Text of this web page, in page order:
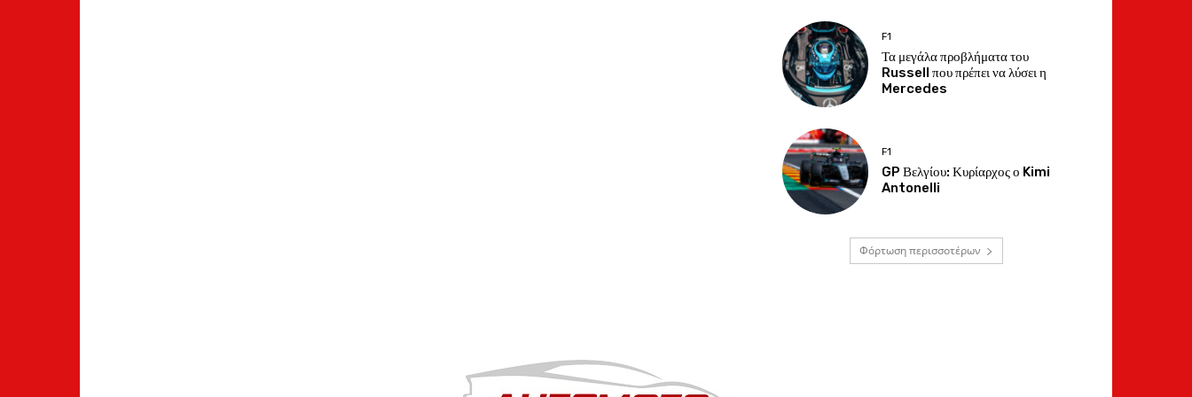
F1
Τα μεγάλα προβλήματα του
Russell που πρέπει να λύσει η
Mercedes
F1
GP Βελγίου: Κυρίαρχος ο Kimi
Antonelli
Φόρτωση περισσοτέρων